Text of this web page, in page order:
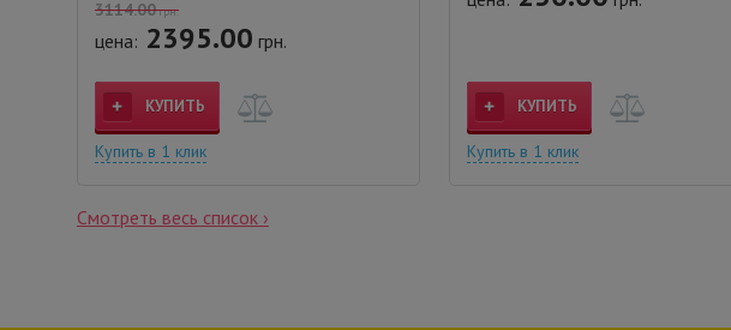
3114.00грн.
цена: 2395.00 грн.
КУПИТЬ
Купить в 1 клик
КУПИТЬ
Купить в 1 клик
Смотреть весь список ›